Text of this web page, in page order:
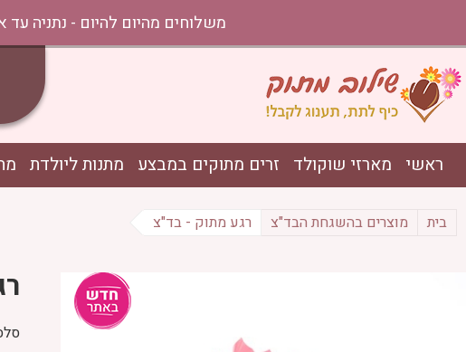
משלוחים מהיום להיום - נתניה עד אשקלון בהזמנה עד השעה
ראשי מארזי שוקולד זרים מתוקים במבצע מתנות ליולדת
בית מוצרים בהשגחת הבד"צ רגע מתוק - בד"צ